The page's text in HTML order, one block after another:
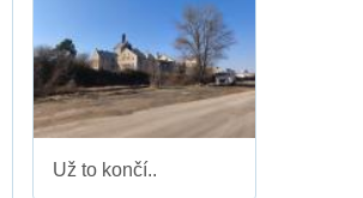
Už to končí..